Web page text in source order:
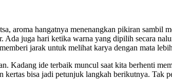
aroma hangatnya menenangkan pikiran sambil
juga hari ketika warna yang dipilih secara
jarak untuk melihat karya dengan mata
Kadang ide terbaik muncul saat kita berhenti
bisa jadi petunjuk langkah berikutnya. Tak